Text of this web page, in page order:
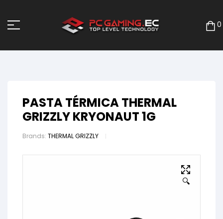
0
PASTA TÉRMICA THERMAL
GRIZZLY KRYONAUT 1G
Brands: THERMAL GRIZZLY
🔍